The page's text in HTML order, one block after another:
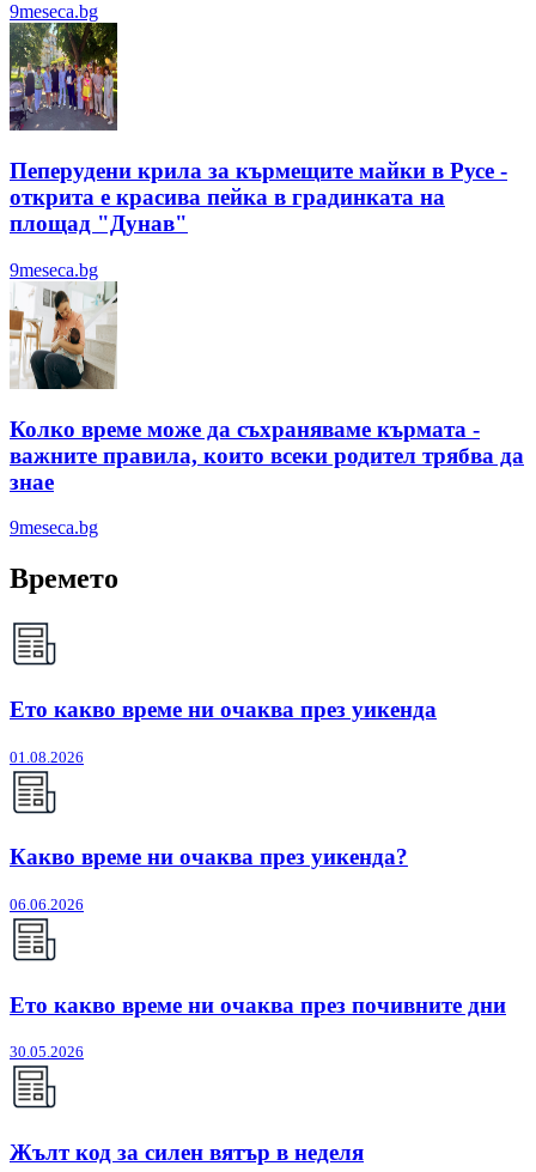
9meseca.bg
Пеперудени крила за кърмещите майки в Русе -
открита е красива пейка в градинката на
площад "Дунав"
9meseca.bg
Колко време може да съхраняваме кърмата -
важните правила, които всеки родител трябва да
знае
9meseca.bg
Времето
Ето какво време ни очаква през уикенда
01.08.2026
Какво време ни очаква през уикенда?
06.06.2026
Ето какво време ни очаква през почивните дни
30.05.2026
Жълт код за силен вятър в неделя